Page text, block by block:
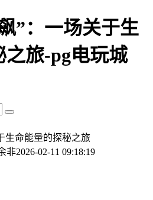
”：一场关于生
旅-pg电玩城
生命能量的探秘之旅
非2026-02-11 09:18:19